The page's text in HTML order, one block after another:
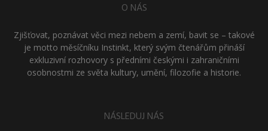
O NÁS
Zjišťovat, poznávat věci mezi nebem a zemí, bavit se – takové
je motto měsíčníku Instinkt, který svým čtenářům přináší
exkluzivní rozhovory s předními českými i zahraničními
osobnostmi ze světa kultury, umění, filozofie a historie.
NÁSLEDUJ NÁS